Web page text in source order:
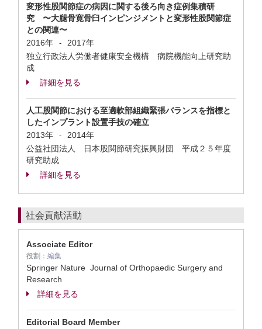
変形性股関節症の病因に関する後ろ向き症例集積研
究 〜大腿骨寛骨臼インピンジメントと変形性股関節症
との関連〜
2016年
-
2017年
独立行政法人労働者健康安全機構 病院機能向上研究助
成
詳細を見る
人工股関節における至適軟部組織緊張バランスを指標と
したインプラント設置手技の確立
2013年
-
2014年
公益社団法人 日本股関節研究振興財団 平成２５年度
研究助成
詳細を見る
社会貢献活動
Associate Editor
役割： 編集
Springer Nature Journal of Orthopaedic Surgery and
Research
詳細を見る
Editorial Board Member